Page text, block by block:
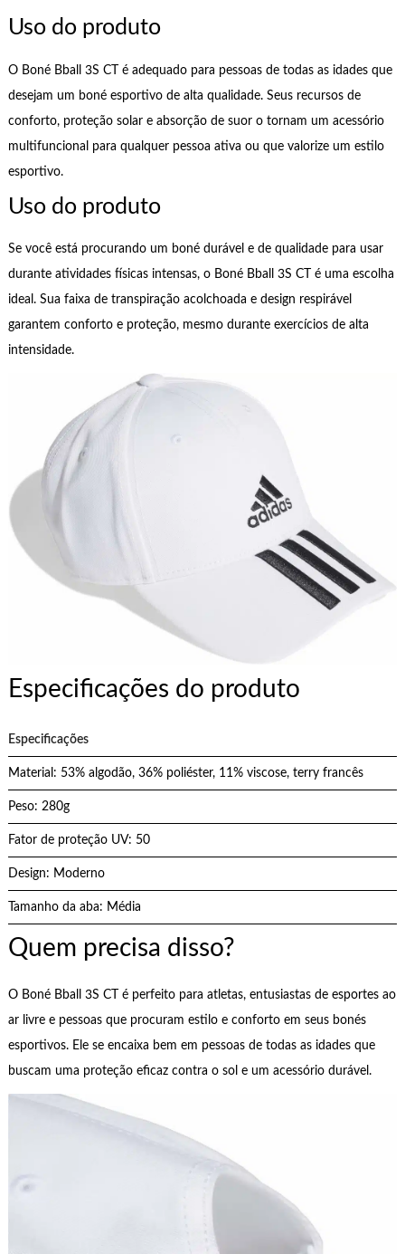
Uso do produto
O Boné Bball 3S CT é adequado para pessoas de todas as idades que
desejam um boné esportivo de alta qualidade. Seus recursos de
conforto, proteção solar e absorção de suor o tornam um acessório
multifuncional para qualquer pessoa ativa ou que valorize um estilo
esportivo.
Uso do produto
Se você está procurando um boné durável e de qualidade para usar
durante atividades físicas intensas, o Boné Bball 3S CT é uma escolha
ideal. Sua faixa de transpiração acolchoada e design respirável
garantem conforto e proteção, mesmo durante exercícios de alta
intensidade.
Especificações do produto
Especificações
Material: 53% algodão, 36% poliéster, 11% viscose, terry francês
Peso: 280g
Fator de proteção UV: 50
Design: Moderno
Tamanho da aba: Média
Quem precisa disso?
O Boné Bball 3S CT é perfeito para atletas, entusiastas de esportes ao
ar livre e pessoas que procuram estilo e conforto em seus bonés
esportivos. Ele se encaixa bem em pessoas de todas as idades que
buscam uma proteção eficaz contra o sol e um acessório durável.